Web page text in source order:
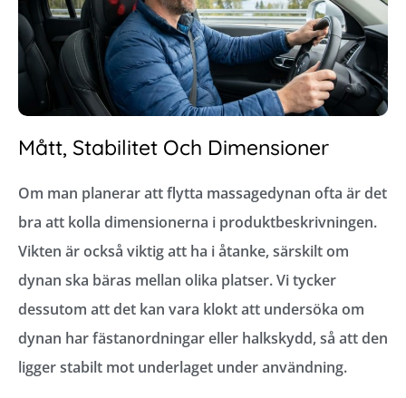
Mått, Stabilitet Och Dimensioner
Om man planerar att flytta massagedynan ofta är det
bra att kolla dimensionerna i produktbeskrivningen.
Vikten är också viktig att ha i åtanke, särskilt om
dynan ska bäras mellan olika platser. Vi tycker
dessutom att det kan vara klokt att undersöka om
dynan har fästanordningar eller halkskydd, så att den
ligger stabilt mot underlaget under användning.